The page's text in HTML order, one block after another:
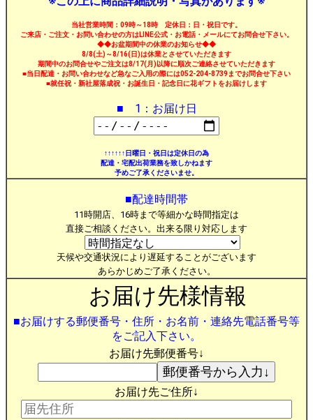
当社営業時間：09時～18時 定休日：日・祝日です。
ご来店・ご注文・お問い合わせの方はLINE公式・お電話・メールにてお問合せ下さい。
◆◆お盆期間中の休業のお知らせ◆◆
8/8(土)～8/16(日)は休業とさせていただきます
期間中のお問合せやご注文は8/17(月)以降に順次ご連絡させていただきます
■当日配達・お問い合わせなど急なご入用の際には052-204-8739までお問合せ下さい
■就任祝・新社屋落成祝・お誕生日・記念日に花ギフトをお届けします
■ 1：お届け日
↑↑↑↑↑↑日曜日・祝日は定休日の為
配達・宅配出荷業務を致しかねます
予めご了承くださいませ。
■配達時間帯
11時開店、16時まで等細かな時間指定は
直接ご相談ください。出来る限り対応します
天候や交通状況により遅延することがございます
あらかじめご了承ください。
お届け先様情報
■お届けする郵便番号・住所・お名前・連絡先電話番号等
をご記入下さい。
お届け先郵便番号↓
お届け先ご住所↓